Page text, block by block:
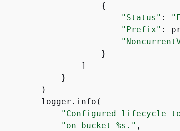
{
"Status" :
"Prefix" :
                    }
                ]
            }
        )
        logger.info(
"Configured lifecycle
"on bucket %s." ,